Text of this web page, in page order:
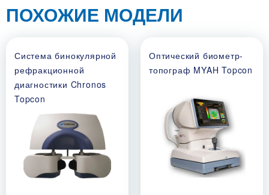
ПОХОЖИЕ МОДЕЛИ
Система бинокулярной
рефракционной
диагностики Chronos
Topcon
Оптический биометр-
топограф MYAH Topcon